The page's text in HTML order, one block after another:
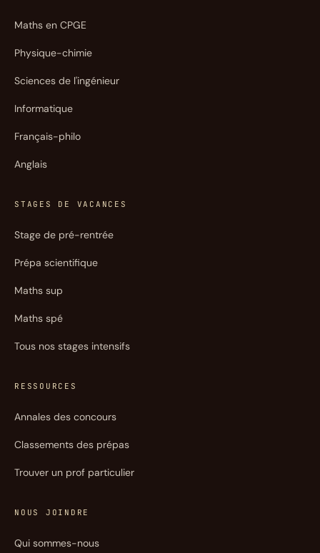
Maths en CPGE
Physique-chimie
Sciences de l'ingénieur
Informatique
Français-philo
Anglais
STAGES DE VACANCES
Stage de pré-rentrée
Prépa scientifique
Maths sup
Maths spé
Tous nos stages intensifs
RESSOURCES
Annales des concours
Classements des prépas
Trouver un prof particulier
NOUS JOINDRE
Qui sommes-nous